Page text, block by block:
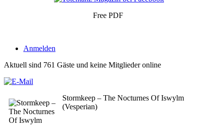
Free PDF
Anmelden
Aktuell sind 761 Gäste und keine Mitglieder online
Stormkeep – The Nocturnes Of Iswylm
(Vesperian)